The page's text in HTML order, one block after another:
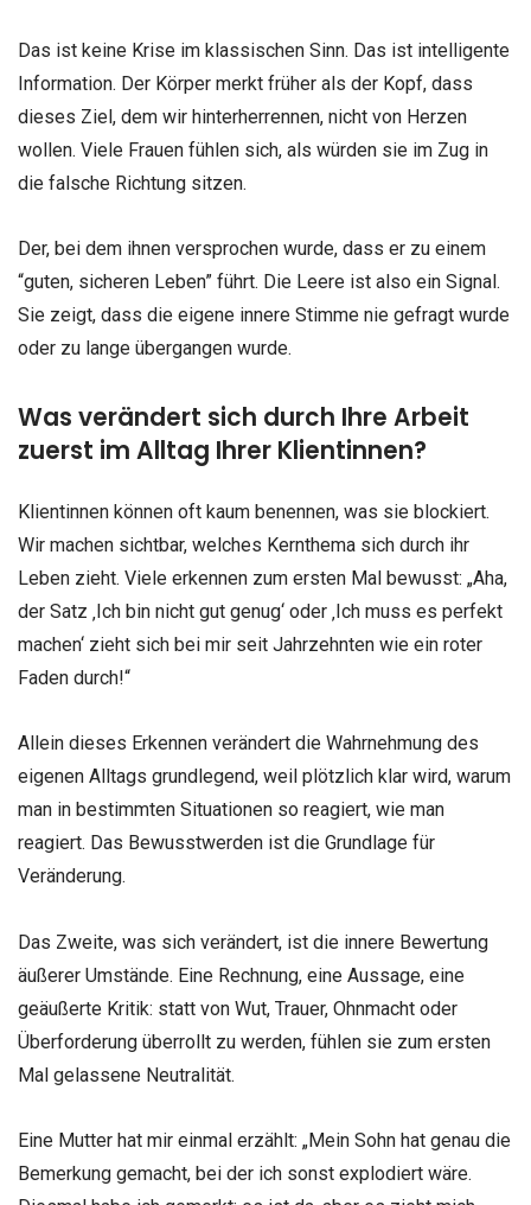
Das ist keine Krise im klassischen Sinn. Das ist intelligente
Information. Der Körper merkt früher als der Kopf, dass
dieses Ziel, dem wir hinterherrennen, nicht von Herzen
wollen. Viele Frauen fühlen sich, als würden sie im Zug in
die falsche Richtung sitzen.
Der, bei dem ihnen versprochen wurde, dass er zu einem
“guten, sicheren Leben” führt. Die Leere ist also ein Signal.
Sie zeigt, dass die eigene innere Stimme nie gefragt wurde
oder zu lange übergangen wurde.
Was verändert sich durch Ihre Arbeit
zuerst im Alltag Ihrer Klientinnen?
Klientinnen können oft kaum benennen, was sie blockiert.
Wir machen sichtbar, welches Kernthema sich durch ihr
Leben zieht. Viele erkennen zum ersten Mal bewusst: „Aha,
der Satz ‚Ich bin nicht gut genug‘ oder ‚Ich muss es perfekt
machen‘ zieht sich bei mir seit Jahrzehnten wie ein roter
Faden durch!“
Allein dieses Erkennen verändert die Wahrnehmung des
eigenen Alltags grundlegend, weil plötzlich klar wird, warum
man in bestimmten Situationen so reagiert, wie man
reagiert. Das Bewusstwerden ist die Grundlage für
Veränderung.
Das Zweite, was sich verändert, ist die innere Bewertung
äußerer Umstände. Eine Rechnung, eine Aussage, eine
geäußerte Kritik: statt von Wut, Trauer, Ohnmacht oder
Überforderung überrollt zu werden, fühlen sie zum ersten
Mal gelassene Neutralität.
Eine Mutter hat mir einmal erzählt: „Mein Sohn hat genau die
Bemerkung gemacht, bei der ich sonst explodiert wäre.